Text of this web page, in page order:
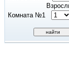
Комната №1